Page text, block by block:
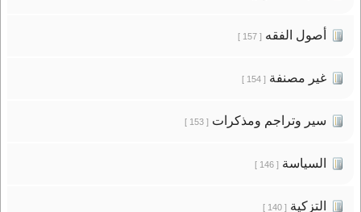
أصول الفقه[ 157 ]
غير مصنفة[ 154 ]
سير وتراجم ومذكرات[ 153 ]
السياسة[ 146 ]
التزكية[ 140 ]